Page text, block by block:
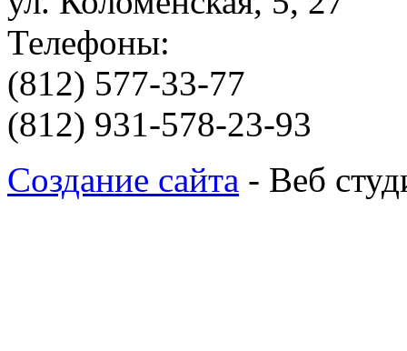
Телефоны:
(812) 577-33-77
(812) 931-578-23-93
Создание сайта - Веб